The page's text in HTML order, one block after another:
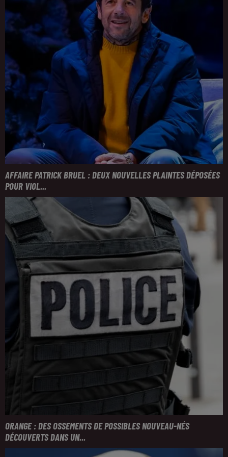
AFFAIRE PATRICK BRUEL : DEUX NOUVELLES PLAINTES DÉPOSÉES
POUR VIOL...
ORANGE : DES OSSEMENTS DE POSSIBLES NOUVEAU-NÉS
DÉCOUVERTS DANS UN...